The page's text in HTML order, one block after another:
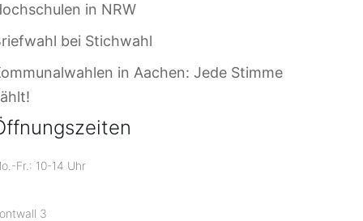
in NRW
bei Stichwahl
in Aachen: Jede Stimme
Fr.: 10-14 Uhr
3